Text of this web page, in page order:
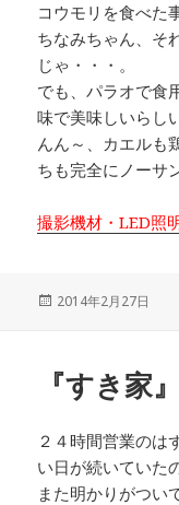
コウモリを食べた
ちなみちゃん、そ
じゃ・・・。
でも、パラオで食
味で美味しいらし
んん～、カエルも
ちも完全にノーサ
撮影機材・LED照
投
2014年2月27日
『すき家』
２４時間営業のは
い日が続いていた
また明かりがつい